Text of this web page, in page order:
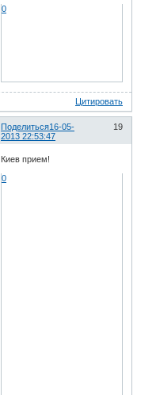
0
Цитировать
Поделиться 19
16-05-
2013 22:53:47
Киев прием!
0